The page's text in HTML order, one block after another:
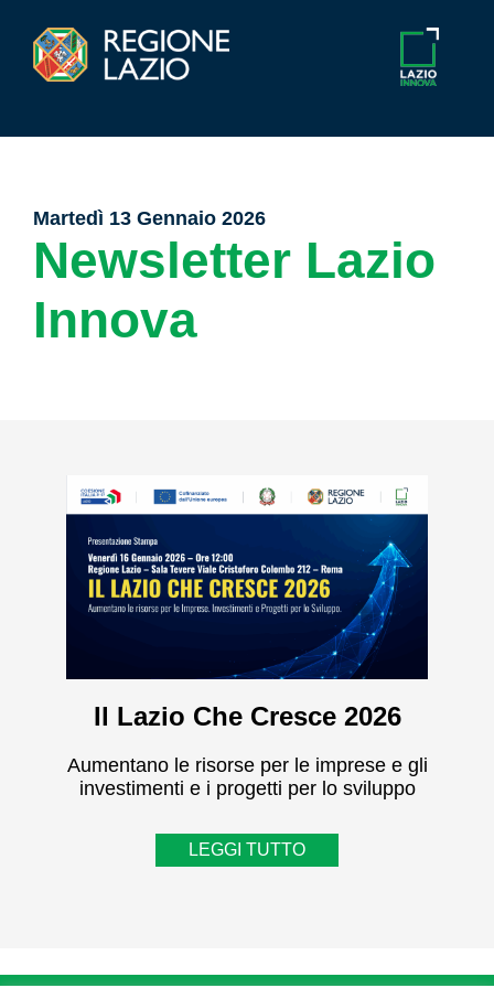
Martedì 13 Gennaio 2026
Newsletter Lazio
Innova
Il Lazio Che Cresce 2026
Aumentano le risorse per le imprese e gli
investimenti e i progetti per lo sviluppo
LEGGI TUTTO